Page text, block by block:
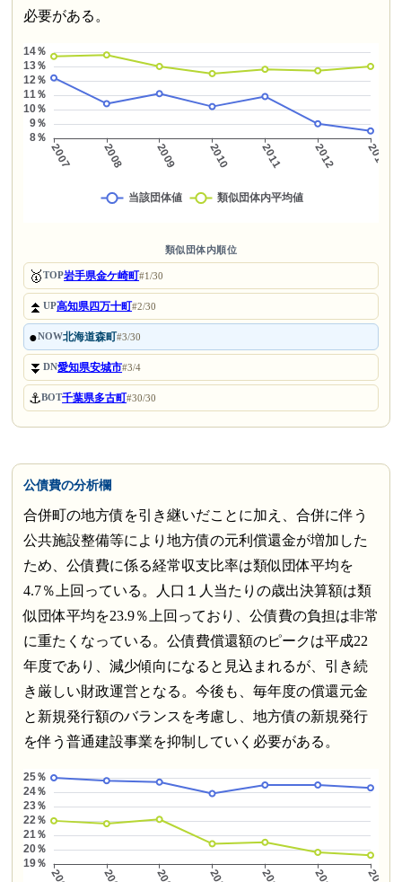
必要がある。
類似団体内順位
🥇TOP岩手県金ケ崎町#1/30
⏫UP高知県四万十町#2/30
●NOW北海道森町#3/30
⏬DN愛知県安城市#3/4
⚓BOT千葉県多古町#30/30
公債費の分析欄
合併町の地方債を引き継いだことに加え、合併に伴う
公共施設整備等により地方債の元利償還金が増加した
ため、公債費に係る経常収支比率は類似団体平均を
4.7％上回っている。人口１人当たりの歳出決算額は類
似団体平均を23.9％上回っており、公債費の負担は非常
に重たくなっている。公債費償還額のピークは平成22
年度であり、減少傾向になると見込まれるが、引き続
き厳しい財政運営となる。今後も、毎年度の償還元金
と新規発行額のバランスを考慮し、地方債の新規発行
を伴う普通建設事業を抑制していく必要がある。